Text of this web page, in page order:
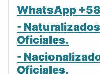
WhatsApp
-
Oficiales.
-
Oficiales.